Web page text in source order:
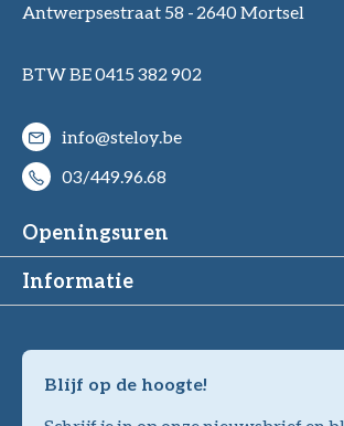
Antwerpsestraat 58 - 2640 Mortsel
BTW BE 0415 382 902
info@steloy.be
03/449.96.68
Openingsuren
Informatie
Blijf op de hoogte!